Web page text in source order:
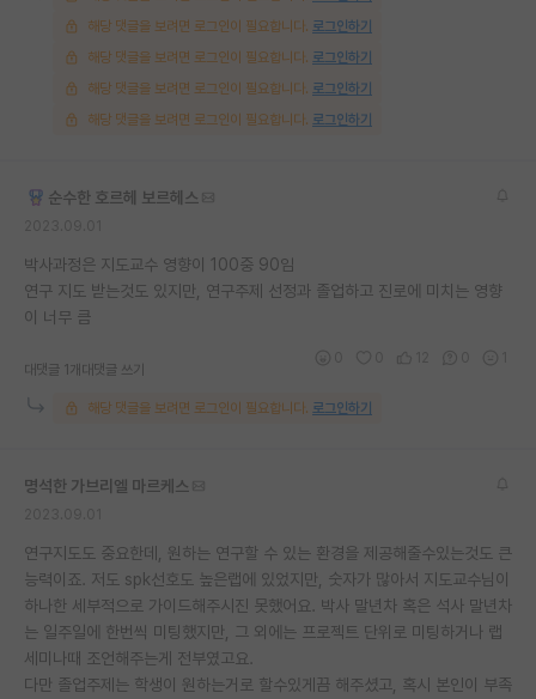
해당 댓글을 보려면 로그인이 필요합니다. 로그인하기
해당 댓글을 보려면 로그인이 필요합니다. 로그인하기
해당 댓글을 보려면 로그인이 필요합니다. 로그인하기
해당 댓글을 보려면 로그인이 필요합니다. 로그인하기
순수한 호르헤 보르헤스
박사과정은 지도교수 영향이 100중 90임
연구 지도 받는것도 있지만, 연구주제 선정과 졸업하고 진로에 미치는 영향
이 너무 큼
대댓글 1개 대댓글 쓰기
해당 댓글을 보려면 로그인이 필요합니다. 로그인하기
명석한 가브리엘 마르케스
연구지도도 중요한데, 원하는 연구할 수 있는 환경을 제공해줄수있는것도 큰
능력이죠. 저도 spk선호도 높은랩에 있었지만, 숫자가 많아서 지도교수님이
하나한 세부적으로 가이드해주시진 못했어요. 박사 말년차 혹은 석사 말년차
는 일주일에 한번씩 미팅했지만, 그 외에는 프로젝트 단위로 미팅하거나 랩
세미나때 조언해주는게 전부였고요.
다만 졸업주제는 학생이 원하는거로 할수있게끔 해주셨고, 혹시 본인이 부족